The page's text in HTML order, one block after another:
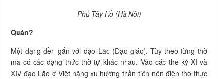
Phủ Tây Hồ (Hà Nôi)
Quán?
Một dạng đền gắn với đạo Lão (Đạo giáo). Tùy theo từng thờ
mà có các dạng thức thờ tự khác nhau. Vào các thế kỷ XI và
XIV đạo Lão ở Việt nặng xu hướng thần tiên nên điện thờ thực